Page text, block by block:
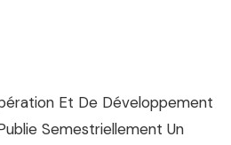
Et De Développement
Semestriellement Un